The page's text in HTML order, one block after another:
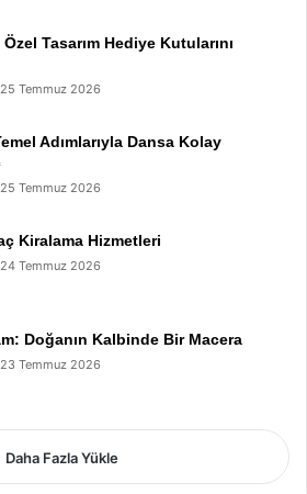
Tasarım Hediye Kutularını
25 Temmuz 2026
Adımlarıyla Dansa Kolay
25 Temmuz 2026
Kiralama Hizmetleri
24 Temmuz 2026
Doğanın Kalbinde Bir Macera
23 Temmuz 2026
Daha Fazla Yükle